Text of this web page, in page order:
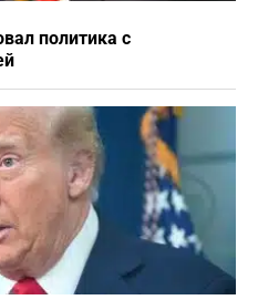
политика с